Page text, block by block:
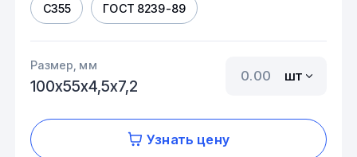
С355 ГОСТ 8239-89
Размер, мм
100х55х4,5х7,2
шт
Узнать цену